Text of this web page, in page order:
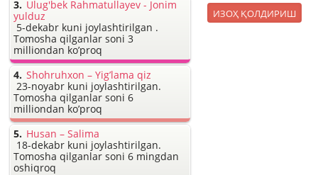
Ulug'bek Rahmatullayev - Jonim
yulduz
5-dekabr kuni joylashtirilgan .
Tomosha qilganlar soni 3
milliondan ko’proq
Shohruhxon – Yig’lama qiz
23-noyabr kuni joylashtirilgan.
Tomosha qilganlar soni 6
milliondan ko’proq
Husan – Salima
18-dekabr kuni joylashtirilgan.
Tomosha qilganlar soni 6 mingdan
oshiqroq